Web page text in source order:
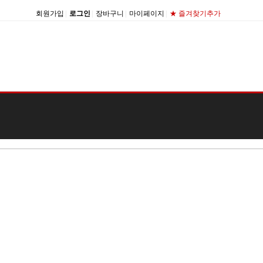
회원가입 로그인 장바구니 마이페이지 ★ 즐겨찾기추가